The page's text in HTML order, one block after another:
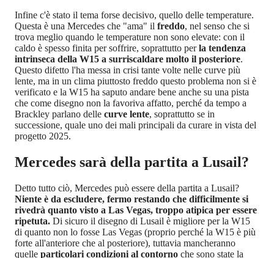
Infine c'è stato il tema forse decisivo, quello delle temperature.
Questa è una Mercedes che "ama" il freddo, nel senso che si
trova meglio quando le temperature non sono elevate: con il
caldo è spesso finita per soffrire, soprattutto perla tendenza
intrinseca della W15 a surriscaldare molto il posteriore.
Questo difetto l'ha messa in crisi tante volte nelle curve più
lente, ma in un clima piuttosto freddo questo problema non si è
verificato e la W15 ha saputo andare bene anche su una pista
che come disegno non la favoriva affatto, perché da tempo a
Brackley parlano delle curve lente, soprattutto se in
successione, quale uno dei mali principali da curare in vista del
progetto 2025.
Mercedes sarà della partita a Lusail?
Detto tutto ciò, Mercedes può essere della partita a Lusail?
Niente è da escludere, fermo restando che difficilmente si
rivedrà quanto visto a Las Vegas, troppo atipica per essere
ripetuta. Di sicuro il disegno di Lusail è migliore per la W15
di quanto non lo fosse Las Vegas (proprio perché la W15 è più
forte all'anteriore che al posteriore), tuttavia mancheranno
quelle particolari condizioni al contorno che sono state la